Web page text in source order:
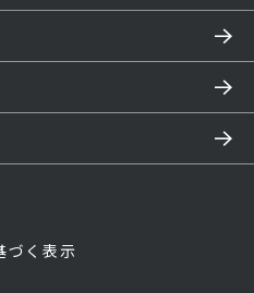
づく表示